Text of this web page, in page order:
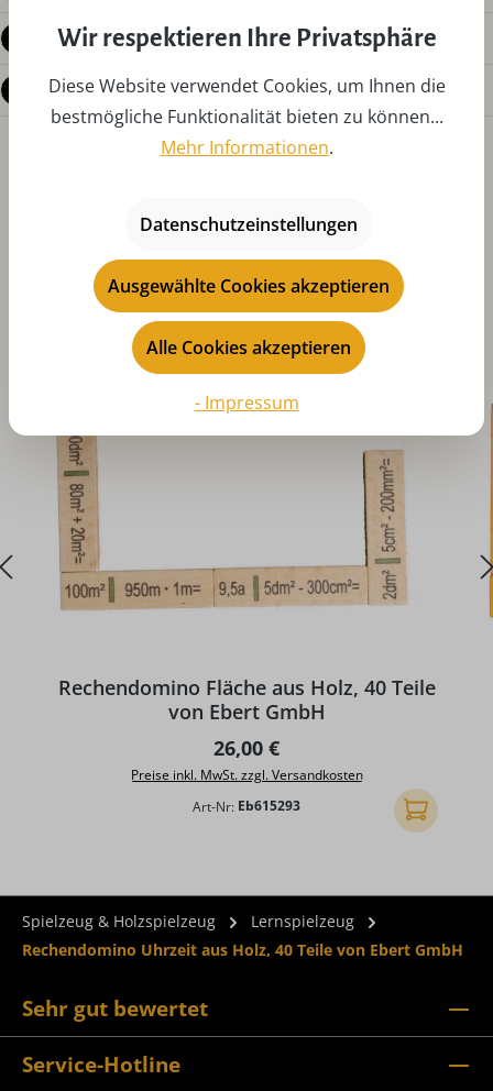
Bewertungen
Fragen zum Produkt
Produktgalerie überspringen
Das könnte Ihnen auch gefallen
Rechendomino Fläche aus Holz, 40 Teile
von Ebert GmbH
Regulärer Preis:
26,00 €
Preise inkl. MwSt. zzgl. Versandkosten
Art-Nr: Eb615293 In den
Spielzeug & Holzspielzeug
Lernspielzeug
Rechendomino Uhrzeit aus Holz, 40 Teile von Ebert GmbH
Sehr gut bewertet
Service-Hotline
Wir respektieren Ihre Privatsphäre
Diese Website verwendet Cookies, um Ihnen die
bestmögliche Funktionalität bieten zu können...
Mehr Informationen.
Datenschutzeinstellungen
Ausgewählte Cookies akzeptieren
Alle Cookies akzeptieren
- Impressum